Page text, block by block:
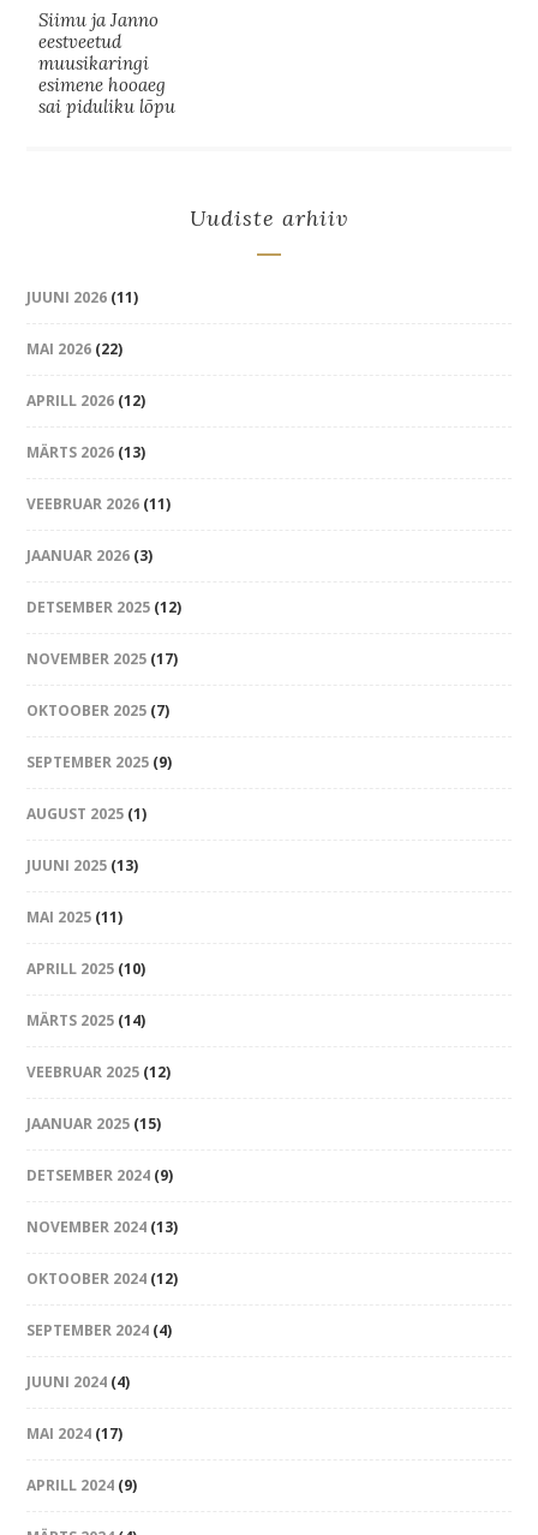
Siimu ja Janno
eestveetud
muusikaringi
esimene hooaeg
sai piduliku lõpu
Uudiste arhiiv
JUUNI 2026 (11)
MAI 2026 (22)
APRILL 2026 (12)
MÄRTS 2026 (13)
VEEBRUAR 2026 (11)
JAANUAR 2026 (3)
DETSEMBER 2025 (12)
NOVEMBER 2025 (17)
OKTOOBER 2025 (7)
SEPTEMBER 2025 (9)
AUGUST 2025 (1)
JUUNI 2025 (13)
MAI 2025 (11)
APRILL 2025 (10)
MÄRTS 2025 (14)
VEEBRUAR 2025 (12)
JAANUAR 2025 (15)
DETSEMBER 2024 (9)
NOVEMBER 2024 (13)
OKTOOBER 2024 (12)
SEPTEMBER 2024 (4)
JUUNI 2024 (4)
MAI 2024 (17)
APRILL 2024 (9)